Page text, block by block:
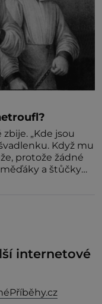
„Kde jsou
Když mu
protože žádné
a štůčky
internetové